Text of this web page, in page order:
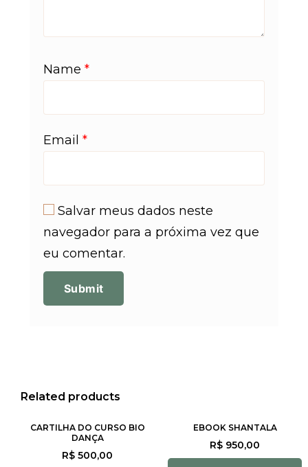
Name *
Email *
Salvar meus dados neste
navegador para a próxima vez que
eu comentar.
Related products
CARTILHA DO CURSO BIO
DANÇA
R$ 500,00
EBOOK SHANTALA
R$ 950,00